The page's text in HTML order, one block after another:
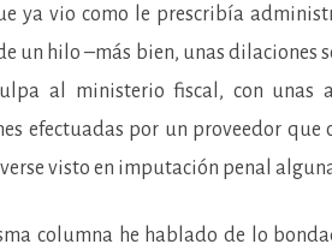
ya vio como le prescribía
un hilo –más bien, unas dilaciones
al ministerio fiscal, con unas
efectuadas por un proveedor que
verse visto en imputación penal
columna he hablado de lo